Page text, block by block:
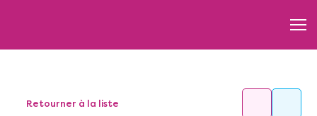
Retourner à la liste